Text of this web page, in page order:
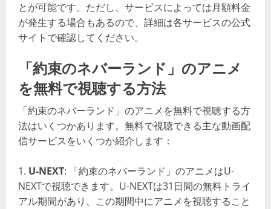
とが可能です。ただし、サービスによっては月額料金
が発生する場合もあるので、詳細は各サービスの公式
サイトで確認してください​​​​​​。
「約束のネバーランド」のアニメ
を無料で視聴する方法
「約束のネバーランド」のアニメを無料で視聴する方
法はいくつかあります。無料で視聴できる主な動画配
信サービスをいくつか紹介します：
U-NEXT: 「約束のネバーランド」のアニメはU-
NEXTで視聴できます。U-NEXTは31日間の無料トライ
アル期間があり、この期間中にアニメを視聴すること